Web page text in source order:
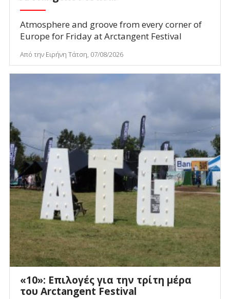
Atmosphere and groove from every corner of
Europe for Friday at Arctangent Festival
Από την Ειρήνη Τάτση, 07/08/2026
«10»: Επιλογές για την τρίτη μέρα
του Arctangent Festival